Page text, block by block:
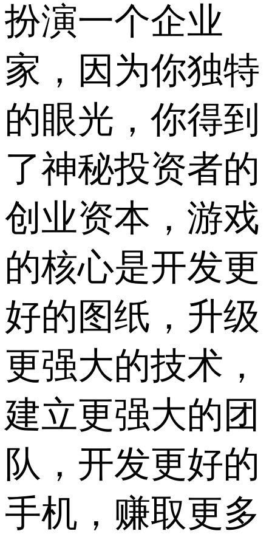
扮演一个企业
家，因为你独特
的眼光，你得到
了神秘投资者的
创业资本，游戏
的核心是开发更
好的图纸，升级
更强大的技术，
建立更强大的团
队，开发更好的
手机，赚取更多